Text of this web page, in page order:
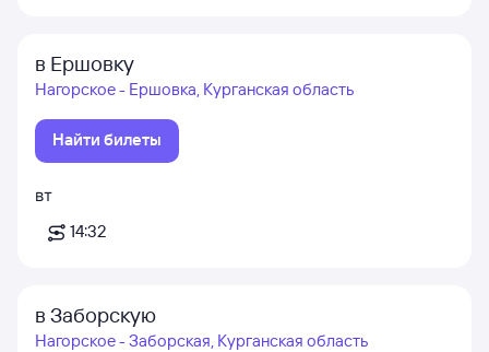
в Ершовку
Нагорское - Ершовка, Курганская область
Найти билеты
вт
14:32
в Заборскую
Нагорское - Заборская, Курганская область